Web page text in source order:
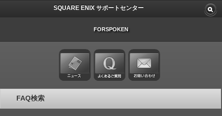
SQUARE ENIX サポートセンター
FORSPOKEN
FAQ検索